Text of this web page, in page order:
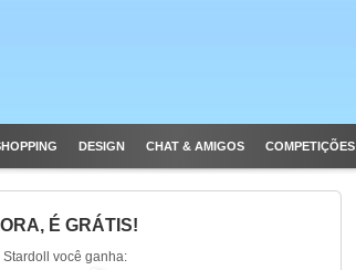
DESIGN CHAT & AMIGOS COMPETIÇÕES
É GRÁTIS!
você ganha: